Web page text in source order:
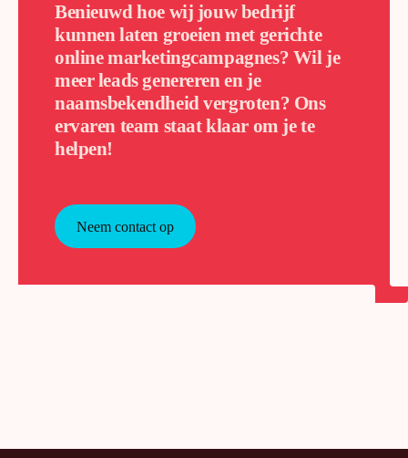
Benieuwd hoe wij jouw bedrijf
kunnen laten groeien met gerichte
online marketingcampagnes? Wil je
meer leads genereren en je
naamsbekendheid vergroten? Ons
ervaren team staat klaar om je te
helpen!
Neem contact op